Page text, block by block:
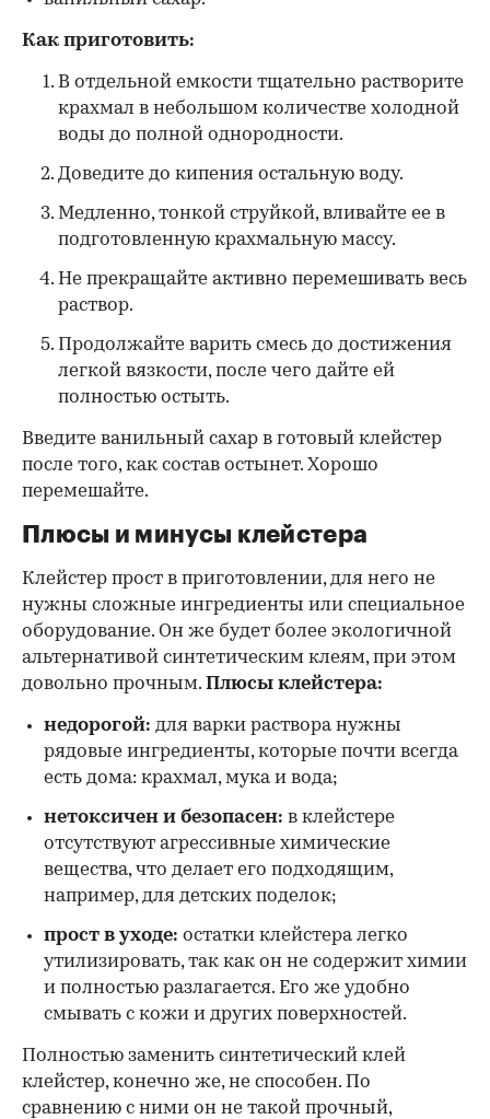
Как приготовить:
В отдельной емкости тщательно растворите
крахмал в небольшом количестве холодной
воды до полной однородности.
Доведите до кипения остальную воду.
Медленно, тонкой струйкой, вливайте ее в
подготовленную крахмальную массу.
Не прекращайте активно перемешивать весь
раствор.
Продолжайте варить смесь до достижения
легкой вязкости, после чего дайте ей
полностью остыть.
Введите ванильный сахар в готовый клейстер
после того, как состав остынет. Хорошо
перемешайте.
Плюсы и минусы клейстера
Клейстер прост в приготовлении, для него не
нужны сложные ингредиенты или специальное
оборудование. Он же будет более экологичной
альтернативой синтетическим клеям, при этом
довольно прочным. Плюсы клейстера:
недорогой: для варки раствора нужны
рядовые ингредиенты, которые почти всегда
есть дома: крахмал, мука и вода;
нетоксичен и безопасен: в клейстере
отсутствуют агрессивные химические
вещества, что делает его подходящим,
например, для детских поделок;
прост в уходе: остатки клейстера легко
утилизировать, так как он не содержит химии
и полностью разлагается. Его же удобно
смывать с кожи и других поверхностей.
Полностью заменить синтетический клей
клейстер, конечно же, не способен. По
сравнению с ними он не такой прочный,